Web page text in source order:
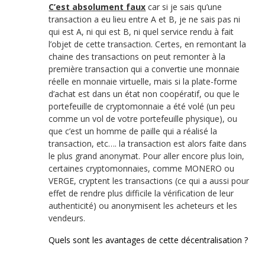
C’est absolument faux car si je sais qu’une
transaction a eu lieu entre A et B, je ne sais pas ni
qui est A, ni qui est B, ni quel service rendu à fait
l’objet de cette transaction. Certes, en remontant la
chaine des transactions on peut remonter à la
première transaction qui a convertie une monnaie
réelle en monnaie virtuelle, mais si la plate-forme
d’achat est dans un état non coopératif, ou que le
portefeuille de cryptomonnaie a été volé (un peu
comme un vol de votre portefeuille physique), ou
que c’est un homme de paille qui a réalisé la
transaction, etc…. la transaction est alors faite dans
le plus grand anonymat. Pour aller encore plus loin,
certaines cryptomonnaies, comme MONERO ou
VERGE, cryptent les transactions (ce qui a aussi pour
effet de rendre plus difficile la vérification de leur
authenticité) ou anonymisent les acheteurs et les
vendeurs.
Quels sont les avantages de cette décentralisation ?